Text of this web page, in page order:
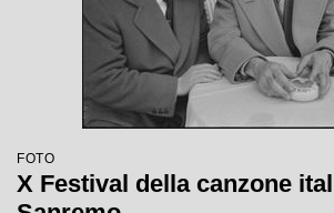
FOTO
X Festival della canzone